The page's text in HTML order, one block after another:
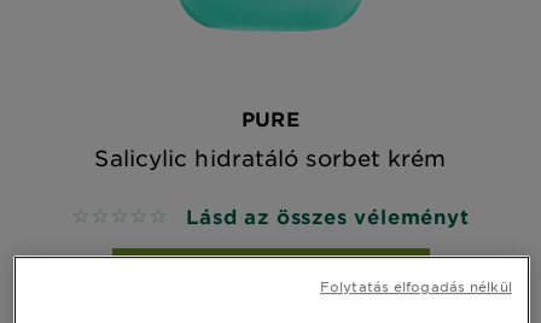
PURE
Salicylic hidratáló sorbet krém
No reviews Lásd az összes véleményt
GYORS MEGTEKINTÉSFolytatás elfogadás nélkül